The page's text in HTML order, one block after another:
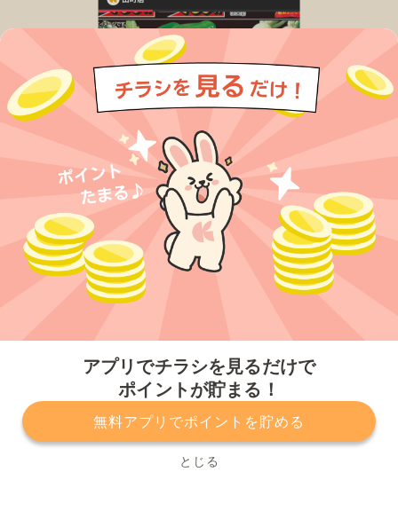
アプリでチラシを見るだけで
ポイントが貯まる！
無料アプリでポイントを貯める
とじる
プライバシーポリシー 利用規約
運営会社
サービスに関してのお問い合わせ